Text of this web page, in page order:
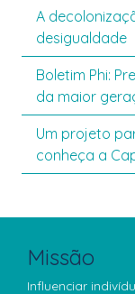
A
desigualdade
Boletim Phi:
da maior
Um projeto
conheça a
Missão
Influenciar